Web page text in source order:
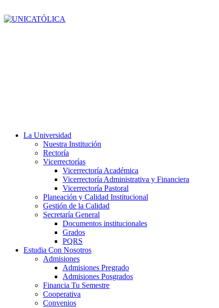
La Universidad
Nuestra Institución
Rectoría
Vicerrectorías
Vicerrectoría Académica
Vicerrectoría Administrativa y Financiera
Vicerrectoría Pastoral
Planeación y Calidad Institucional
Gestión de la Calidad
Secretaría General
Documentos institucionales
Grados
PQRS
Estudia Con Nosotros
Admisiones
Admisiones Pregrado
Admisiones Posgrados
Financia Tu Semestre
Cooperativa
Convenios